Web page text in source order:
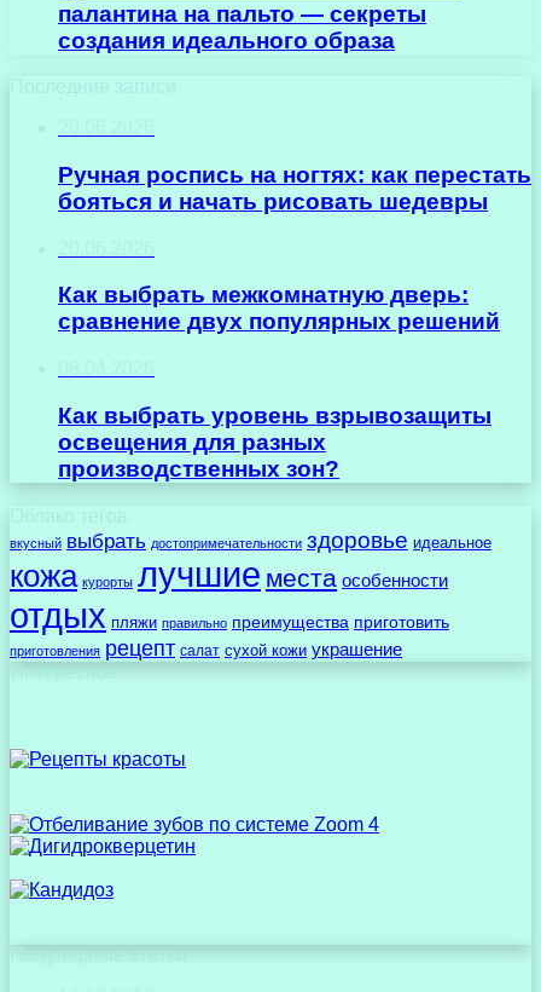
палантина на пальто — секреты
создания идеального образа
Последние записи
Ручная роспись на ногтях: как перестать
бояться и начать рисовать шедевры
Как выбрать межкомнатную дверь:
сравнение двух популярных решений
Как выбрать уровень взрывозащиты
освещения для разных
производственных зон?
Облако тегов
вкусный выбрать достопримечательности здоровье идеальное
кожа курорты лучшие места особенности
отдых пляжи правильно преимущества приготовить
приготовления рецепт салат сухой кожи украшение